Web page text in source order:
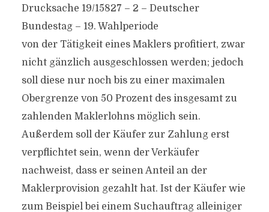
Drucksache 19/15827 – 2 – Deutscher
Bundestag – 19. Wahlperiode
von der Tätigkeit eines Maklers profitiert, zwar
nicht gänzlich ausgeschlossen werden; jedoch
soll diese nur noch bis zu einer maximalen
Obergrenze von 50 Prozent des insgesamt zu
zahlenden Maklerlohns möglich sein.
Außerdem soll der Käufer zur Zahlung erst
verpflichtet sein, wenn der Verkäufer
nachweist, dass er seinen Anteil an der
Maklerprovision gezahlt hat. Ist der Käufer wie
zum Beispiel bei einem Suchauftrag alleiniger